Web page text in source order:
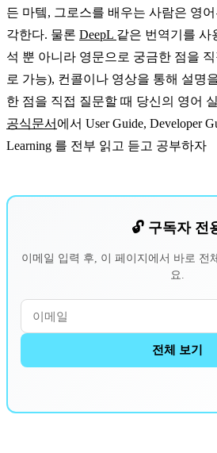
든 마텤, 그로스를 배우는 사람은 영
각한다. 물론 DeepL 같은 번역기를 사
석 뿐 아니라 영문으로 궁금한 점을
로 가능), 컨콜이나 영상을 통해 설명
한 점을 직접 질문할 때 당신의 영어
공식문서 에서 User Guide, Developer
Learning 를 전부 읽고 듣고 공부하자
🔓 구독자 전
이메일 입력 후, 이 페이지에서 바로 전
요.
전체 보기